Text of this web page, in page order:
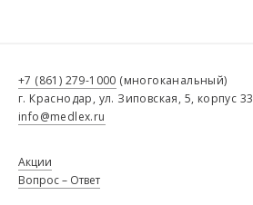
+7 (861) 279-1000 (многоканальный)
г. Краснодар, ул. Зиповская, 5, корпус 33
info@medlex.ru
Акции
Вопрос – Ответ